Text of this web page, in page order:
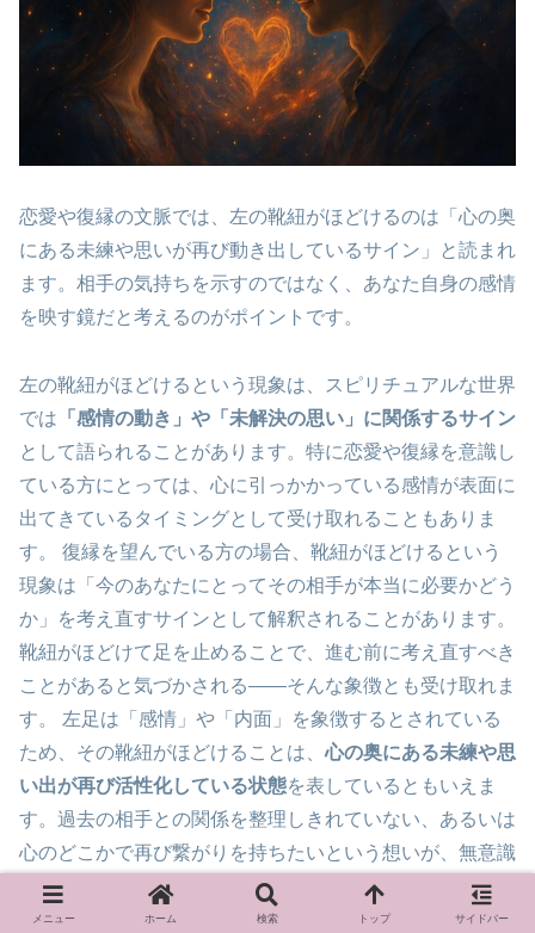
恋愛や復縁の文脈では、左の靴紐がほどけるのは「心の奥
にある未練や思いが再び動き出しているサイン」
と読まれ
ます。相手の気持ちを示すのではなく、あなた自身の感情
を映す鏡だと考えるのがポイントです。
左の靴紐がほどけるという現象は、スピリチュアルな世界
では 「感情の動き」や「未解決の思い」に関係するサイン
として語られることがあります。特に恋愛や復縁を意識し
ている方にとっては、心に引っかかっている感情が表面に
出てきているタイミングとして受け取れることもありま
す。 復縁を望んでいる方の場合、靴紐がほどけるという
現象は「今のあなたにとってその相手が本当に必要かどう
か」を考え直すサインとして解釈されることがあります。
靴紐がほどけて足を止めることで、進む前に考え直すべき
ことがあると気づかされる——そんな象徴とも受け取れま
す。 左足は「感情」や「内面」を象徴するとされている
ため、その靴紐がほどけることは、心の奥にある未練や思
い出が再び活性化している状態を表しているともいえま
す。過去の相手との関係を整理しきれていない、あるいは
心のどこかで再び繋がりを持ちたいという想いが、無意識
に浮かんできているタイミングかもしれません。 一方、
新しい恋愛の兆しという観点では、スピリチュアルの視点
メニュー ホーム 検索 トップ サイドバー